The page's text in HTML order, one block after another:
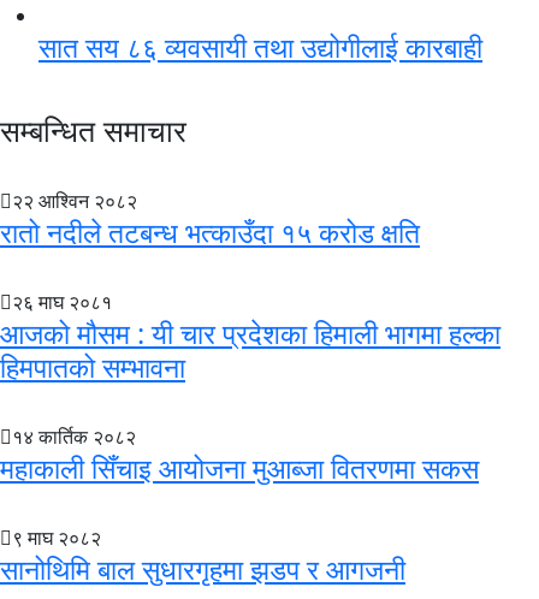
सात सय ८६ व्यवसायी तथा उद्योगीलाई कारबाही
सम्बन्धित समाचार
२२ आश्विन २०८२
रातो नदीले तटबन्ध भत्काउँदा १५ करोड क्षति
२६ माघ २०८१
आजको मौसम : यी चार प्रदेशका हिमाली भागमा हल्का
हिमपातको सम्भावना
१४ कार्तिक २०८२
महाकाली सिँचाइ आयोजना मुआब्जा वितरणमा सकस
९ माघ २०८२
सानोथिमि बाल सुधारगृहमा झडप र आगजनी